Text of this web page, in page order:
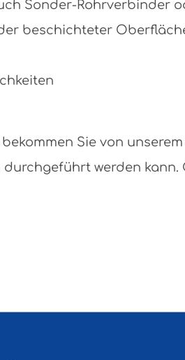
Sonder-Rohrverbinder
beschichteter
Sie von
werden kann.